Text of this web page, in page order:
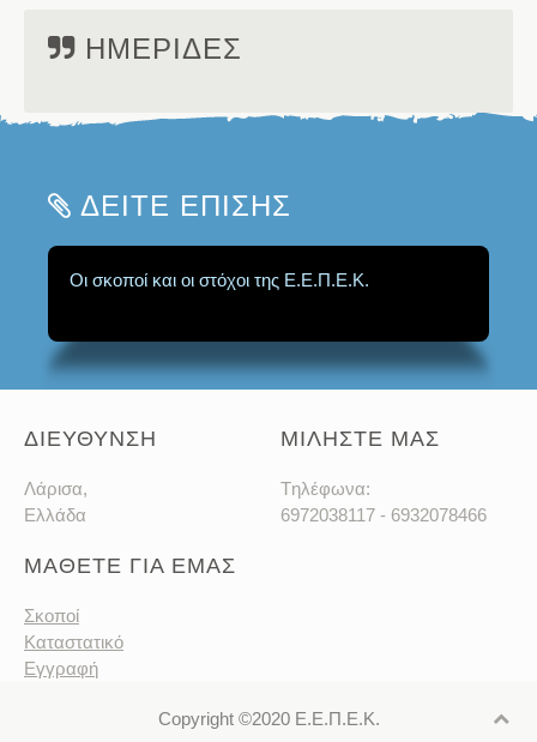
ΗΜΕΡΙΔΕΣ
ΔΕΙΤΕ ΕΠΙΣΗΣ
Οι σκοποί και οι στόχοι της Ε.Ε.Π.Ε.Κ.
Ομάδες Εργασίας για την προώθηση των
ΔΙΕΥΘΥΝΣΗ
Λάρισα,
Ελλάδα
ΜΙΛΗΣΤΕ ΜΑΣ
Tηλέφωνα:
6972038117 - 6932078466
ΜΑΘΕΤΕ ΓΙΑ ΕΜΑΣ
Σκοποί
Καταστατικό
Εγγραφή
Copyright ©2020 Ε.Ε.Π.Ε.Κ.